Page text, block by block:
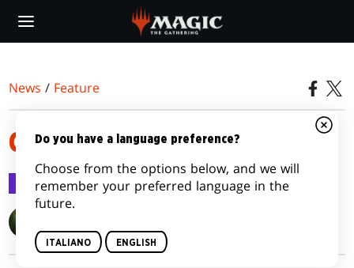
main
News / Feature
COS'È MAGIC?
Feature 11 ago 2014
Do you have a language preference?
Choose from the options below, and we will
remember your preferred language in the
future.
ITALIANO ENGLISH